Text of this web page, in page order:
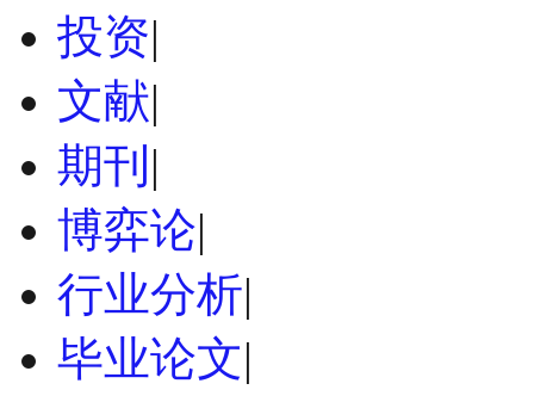
投资|
文献|
期刊 |
博弈论|
行业分析|
毕业论文|